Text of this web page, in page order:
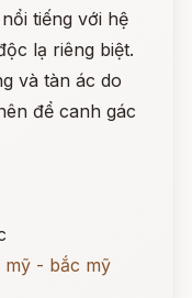
tiếng với hệ
lạ riêng biệt.
và tàn ác do
để canh gác
mỹ - bắc mỹ